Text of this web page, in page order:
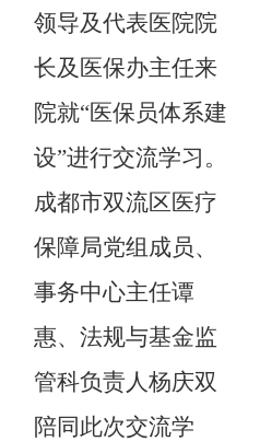
领导及代表医院院
长及医保办主任来
院就“医保员体系建
设”进行交流学习。
成都市双流区医疗
保障局党组成员、
事务中心主任谭
惠、法规与基金监
管科负责人杨庆双
陪同此次交流学